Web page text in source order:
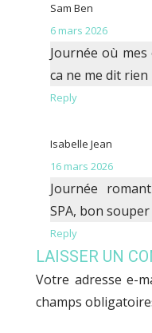
Sam Ben
6 mars 2026
Journée où
ca ne me dit
Reply
Isabelle Jean
16 mars 2026
Journée
SPA, bon souper
Reply
LAISSER UN
Votre adresse e-
champs